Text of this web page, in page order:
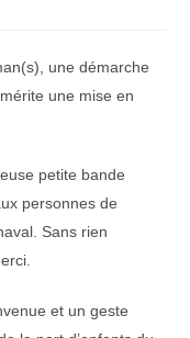
une démarche
une mise en
petite bande
personnes de
Sans rien
et un geste